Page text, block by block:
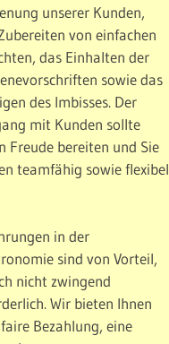
unserer Kunden,
von einfachen
das Einhalten der
sowie das
des Imbisses. Der
mit Kunden sollte
Freude bereiten und Sie
teamfähig sowie flexibel
in der
sind von Vorteil,
nicht zwingend
Wir bieten Ihnen
Bezahlung, eine